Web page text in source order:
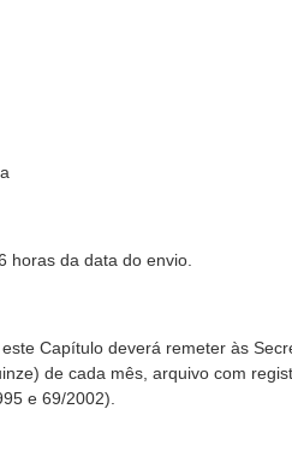
horas da data do envio.
Capítulo deverá remeter às
de cada mês, arquivo com
e 69/2002).